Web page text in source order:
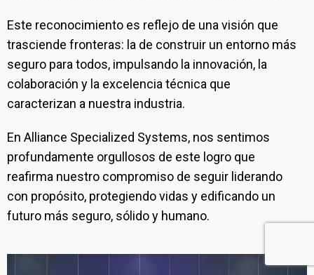
Este reconocimiento es reflejo de una visión que
trasciende fronteras: la de construir un entorno más
seguro para todos, impulsando la innovación, la
colaboración y la excelencia técnica que
caracterizan a nuestra industria.
En Alliance Specialized Systems, nos sentimos
profundamente orgullosos de este logro que
reafirma nuestro compromiso de seguir liderando
con propósito, protegiendo vidas y edificando un
futuro más seguro, sólido y humano.